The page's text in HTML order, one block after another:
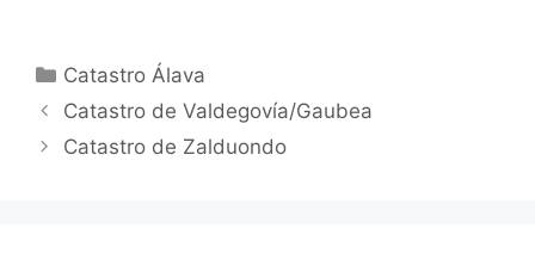
Categorías
Catastro Álava
Catastro de Valdegovía/Gaubea
Catastro de Zalduondo